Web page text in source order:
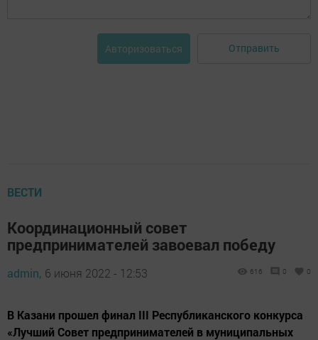
Авторизоваться Отправить
ВЕСТИ
Координационный совет
предпринимателей завоевал победу
admin, 6 июня 2022 - 12:53 616 0 0
В Казани прошел финал III Республиканского конкурса
«Лучший Совет предпринимателей в муниципальных